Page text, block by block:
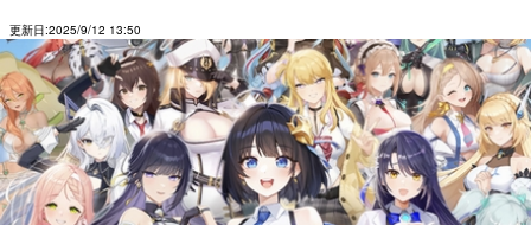
更新日:2025/9/12 13:50